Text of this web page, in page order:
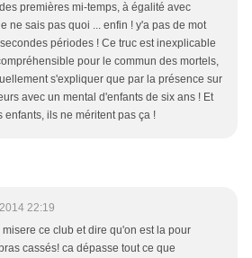
premières mi-temps, à égalité avec
ne sais pas quoi ... enfin ! y'a pas de mot
périodes ! Ce truc est inexplicable
pour le commun des mortels,
s'expliquer que par la présence sur
avec un mental d'enfants de six ans ! Et
enfants, ils ne méritent pas ça !
22:19
ce club et dire qu'on est la pour
cassés! ca dépasse tout ce que